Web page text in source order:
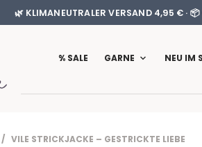
🌿 KLIMANEUTRALER VERSAND 4,95 € ·
% SALE GARNE NEU IM
/ VILE STRICKJACKE – GESTRICKTE LIEBE